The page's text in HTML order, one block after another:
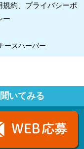
規約、プライバシーポ
ー
ースハーバー
いてみる